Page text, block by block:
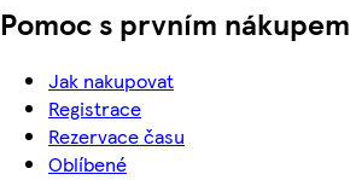
Pomoc s prvním nákupem
Jak nakupovat
Registrace
Rezervace času
Oblíbené